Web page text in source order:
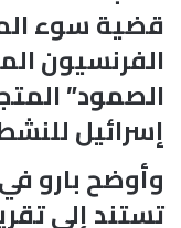
قضية سوء
الفرنسيون
الصمود”
إسرائيل
وأوضح بارو
تستند إلى